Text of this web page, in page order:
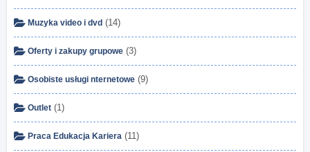
Muzyka video i dvd (14)
Oferty i zakupy grupowe (3)
Osobiste usługi nternetowe (9)
Outlet (1)
Praca Edukacja Kariera (11)